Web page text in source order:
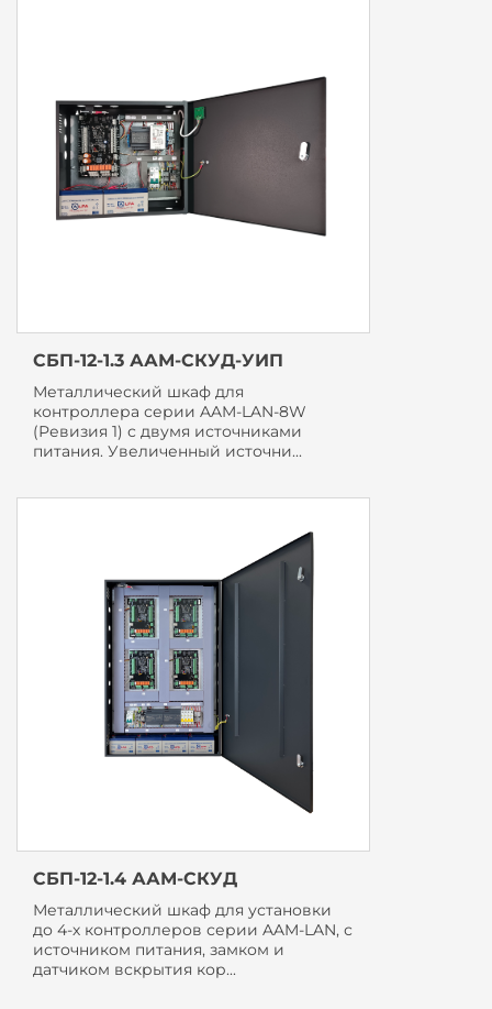
СБП-12-1.3 ААМ-СКУД-УИП
Металлический шкаф для
контроллера серии AAM-LAN-8W
(Ревизия 1) с двумя источниками
питания. Увеличенный источни...
СБП-12-1.4 ААМ-СКУД
Металлический шкаф для установки
до 4-х контроллеров серии AAM-LAN, с
источником питания, замком и
датчиком вскрытия кор...